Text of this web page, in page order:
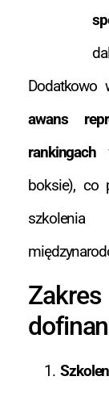
Dodatkowo
awans
rankingach
boksie), co